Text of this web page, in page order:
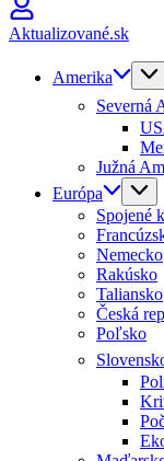
Aktualizované.sk
Amerika
Severná
Južná
Európa
Spojené
Nemecko
Rakúsko
Taliansko
Česká
Poľsko